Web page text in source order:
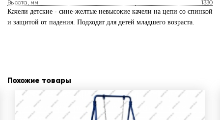
Высота, мм
1330
Качели детские - сине-желтые невысокие качели на цепи со спинкой
и защитой от падения. Подходят для детей младшего возраста.
Похожие товары